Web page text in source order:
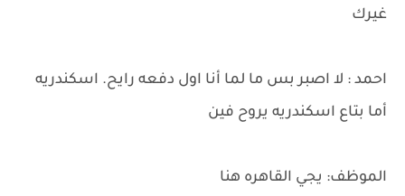
غيرك
احمد : لا اصبر بس ما لما أنا اول دفعه رايح. اسكندريه
أما بتاع اسكندريه يروح فين
الموظف: يجي القاهره هنا